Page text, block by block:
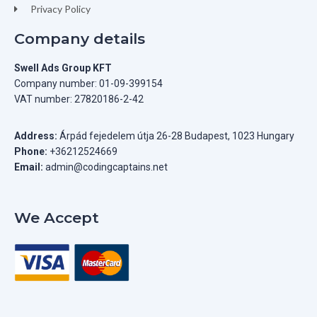
Privacy Policy
Company details
Swell Ads Group KFT
Company number: 01-09-399154
VAT number: 27820186-2-42
Address: Árpád fejedelem útja 26-28 Budapest, 1023 Hungary
Phone: +36212524669
Email: admin@codingcaptains.net
We Accept